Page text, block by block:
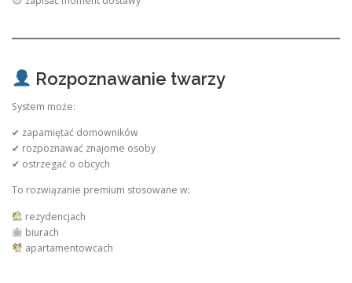
Rozpoznawanie twarzy
System może:
✔ zapamiętać domowników
✔ rozpoznawać znajome osoby
✔ ostrzegać o obcych
To rozwiązanie premium stosowane w:
rezydencjach
biurach
apartamentowcach